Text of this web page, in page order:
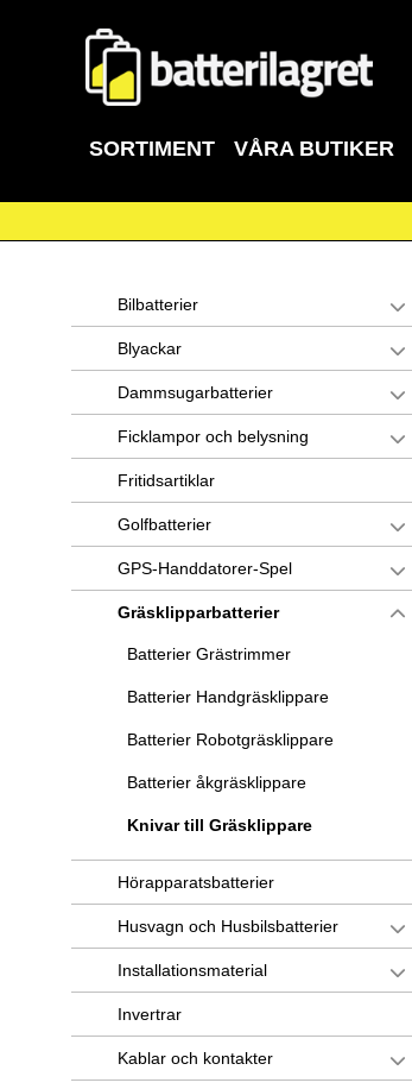
SORTIMENT VÅRA BUTIKER
Bilbatterier
Blyackar
Dammsugarbatterier
Ficklampor och belysning
Fritidsartiklar
Golfbatterier
GPS-Handdatorer-Spel
Gräsklipparbatterier
Batterier Grästrimmer
Batterier Handgräsklippare
Batterier Robotgräsklippare
Batterier åkgräsklippare
Knivar till Gräsklippare
Hörapparatsbatterier
Husvagn och Husbilsbatterier
Installationsmaterial
Invertrar
Kablar och kontakter